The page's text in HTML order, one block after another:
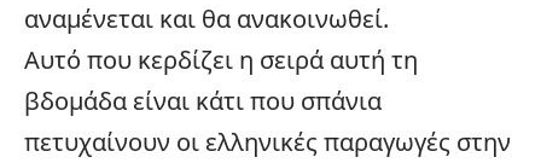
αναμένεται και θα ανακοινωθεί.
Αυτό που κερδίζει η σειρά αυτή τη
βδομάδα είναι κάτι που σπάνια
πετυχαίνουν οι ελληνικές παραγωγές στην